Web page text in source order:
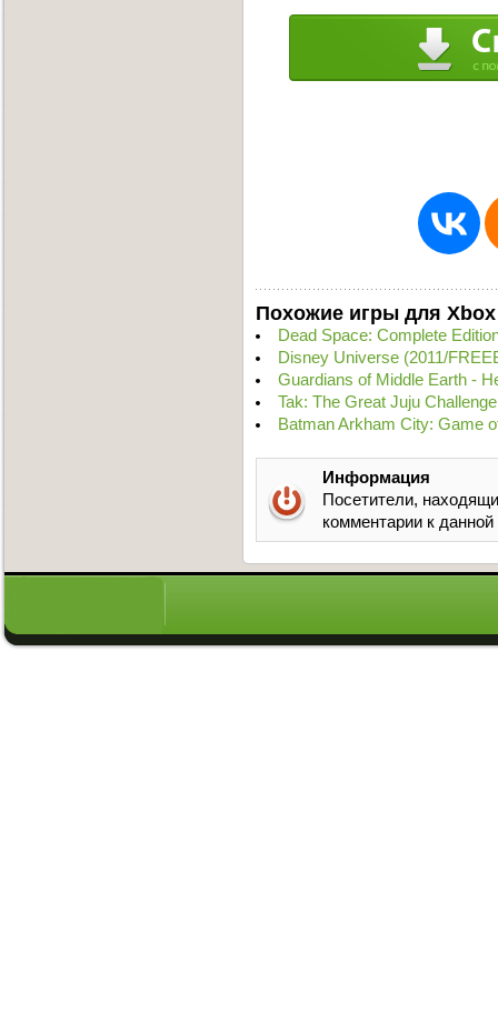
Похожие игры для Xbox
Dead Space: Complete
Disney Universe (2011/
Guardians of Middle Earth -
Tak: The Great Juju
Batman Arkham City: Game
Информация
Посетители,
комментарии к